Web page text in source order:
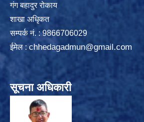
गंग बहादुर रोकाय
शाखा अधिृकत
सम्पर्क न‌ं. : 9866706029
ईमेल : chhedagadmun@gmail.com
सूचना अधिकारी